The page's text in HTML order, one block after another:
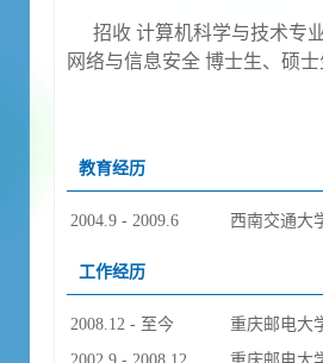
招收 计算机科学与技术专
网络与信息安全 博士生、硕士
教育经历
2004.9 - 2009.6 西南交通大
工作经历
2008.12 - 至今 重庆邮电大